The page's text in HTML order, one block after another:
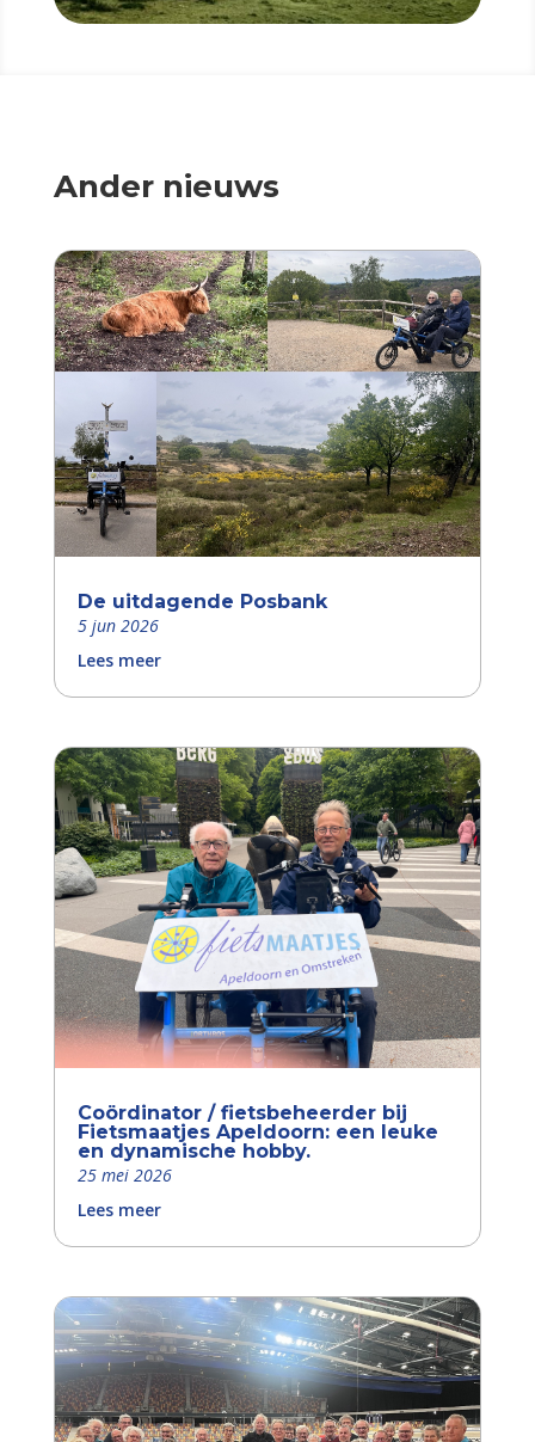
Ander nieuws
De uitdagende Posbank
5 jun 2026
Lees meer
Coördinator / fietsbeheerder bij
Fietsmaatjes Apeldoorn: een leuke
en dynamische hobby.
25 mei 2026
Lees meer